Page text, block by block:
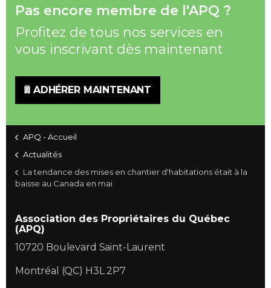
Pas encore membre de l'APQ ?
Profitez de tous nos services en
vous inscrivant dès maintenant
ADHÉRER MAINTENANT
APQ - Accueil
Actualités
La tendance des mises en chantier d'habitations était à la
baisse au Canada en mai
Association des Propriétaires du Québec
(APQ)
10720 Boulevard Saint-Laurent
Montréal (QC) H3L 2P7